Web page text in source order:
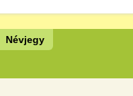
Névjegy